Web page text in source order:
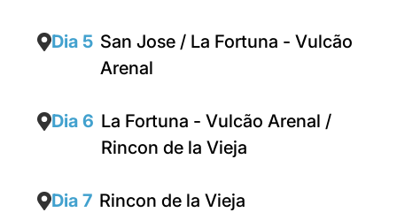
Dia 5 San Jose / La Fortuna - Vulcão
Arenal
Dia 6 La Fortuna - Vulcão Arenal /
Rincon de la Vieja
Dia 7 Rincon de la Vieja